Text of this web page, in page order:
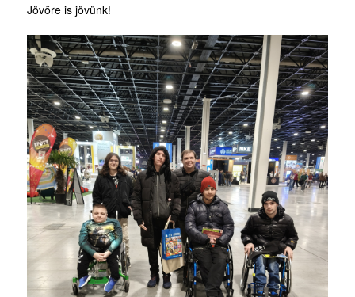
Jövőre is jövünk!